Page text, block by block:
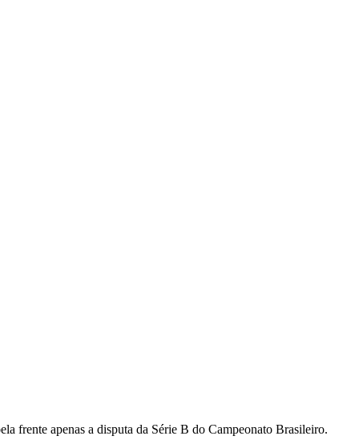
frente apenas a disputa da Série B do Campeonato Brasileiro.